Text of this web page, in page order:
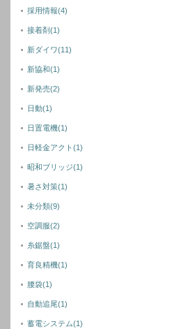
採用情報(4)
接着剤(1)
新ダイワ(11)
新協和(1)
新発売(2)
日動(1)
日置電機(1)
日軽金アクト(1)
昭和ブリッジ(1)
暑さ対策(1)
未分類(9)
空調服(2)
糸鋸盤(1)
育良精機(1)
腰袋(1)
自動追尾(1)
蓄電システム(1)